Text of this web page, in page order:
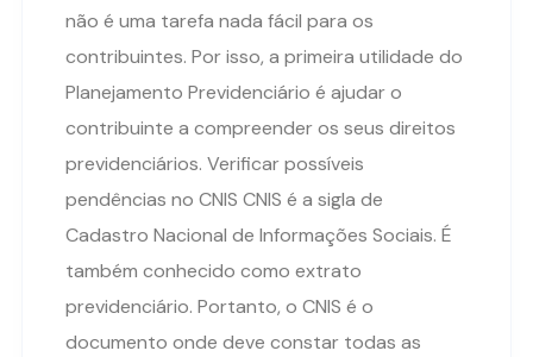
não é uma tarefa nada fácil para os
contribuintes. Por isso, a primeira utilidade do
Planejamento Previdenciário é ajudar o
contribuinte a compreender os seus direitos
previdenciários. Verificar possíveis
pendências no CNIS CNIS é a sigla de
Cadastro Nacional de Informações Sociais. É
também conhecido como extrato
previdenciário. Portanto, o CNIS é o
documento onde deve constar todas as